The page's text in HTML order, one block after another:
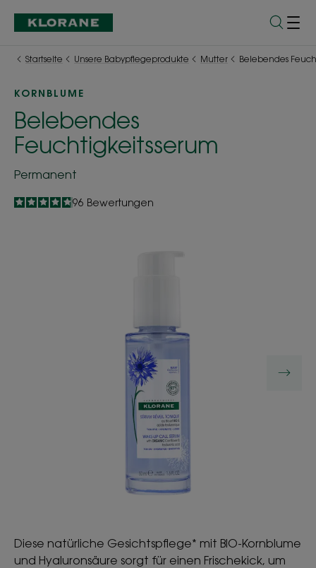
Startseite Unsere Babypflegeprodukte Mutter Belebendes
KORNBLUME
Belebendes
Feuchtigkeitsserum
Permanent
4.8
/
5
96 Bewertungen
Diese natürliche Gesichtspflege* mit BIO-Kornblume
und Hyaluronsäure sorgt für einen Frischekick, um